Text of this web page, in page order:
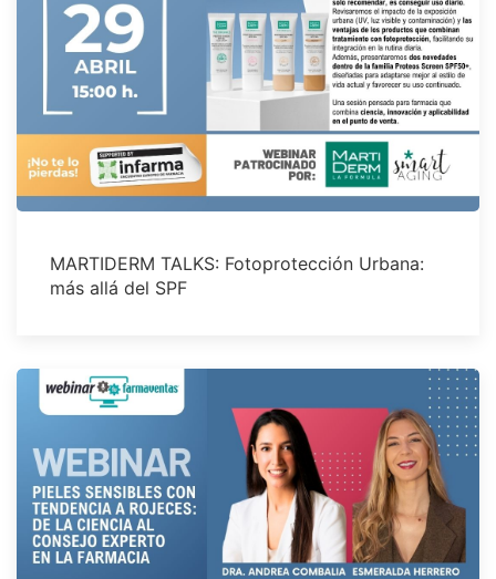
MARTIDERM TALKS: Fotoprotección Urbana:
más allá del SPF